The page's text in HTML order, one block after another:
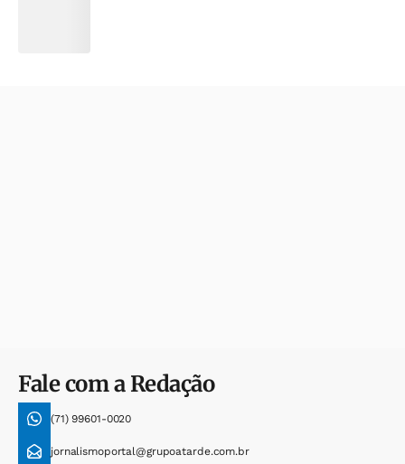
Fale com a Redação
(71) 99601-0020
jornalismoportal@grupoatarde.com.br